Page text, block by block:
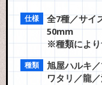
全7種／サイ
50mm
※種類により
旭屋ハルキ
ワタリ／龍